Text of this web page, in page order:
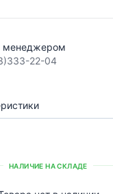
менеджером
22-04
НАЛИЧИЕ НА СКЛАДЕ